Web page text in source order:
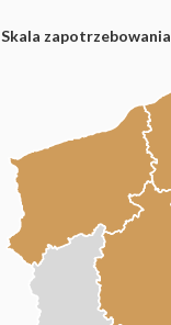
Skala zapotrzebowania